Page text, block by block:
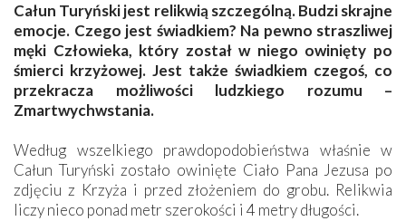
Całun Turyński jest relikwią szczególną. Budzi skrajne
emocje. Czego jest świadkiem? Na pewno straszliwej
męki Człowieka, który został w niego owinięty po
śmierci krzyżowej. Jest także świadkiem czegoś, co
przekracza możliwości ludzkiego rozumu –
Zmartwychwstania.
Według wszelkiego prawdopodobieństwa właśnie w
Całun Turyński zostało owinięte Ciało Pana Jezusa po
zdjęciu z Krzyża i przed złożeniem do grobu. Relikwia
liczy nieco ponad metr szerokości i 4 metry długości.